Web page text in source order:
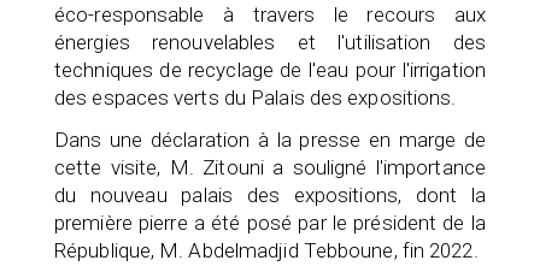
éco-responsable à travers le recours aux
énergies renouvelables et l'utilisation des
techniques de recyclage de l'eau pour l'irrigation
des espaces verts du Palais des expositions.
Dans une déclaration à la presse en marge de
cette visite, M. Zitouni a souligné l'importance
du nouveau palais des expositions, dont la
première pierre a été posé par le président de la
République, M. Abdelmadjid Tebboune, fin 2022.